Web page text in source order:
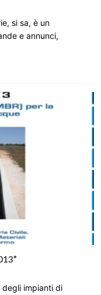
si sa, è un
e annunci,
impianti di